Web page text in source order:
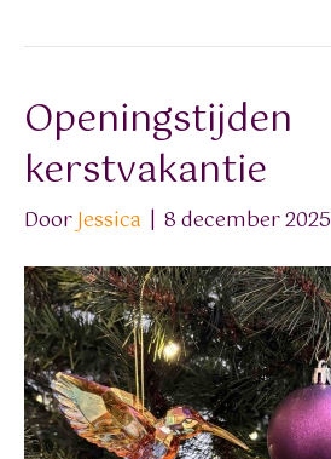
Openingstijden
kerstvakantie
DoorJessica | 8 december 2025